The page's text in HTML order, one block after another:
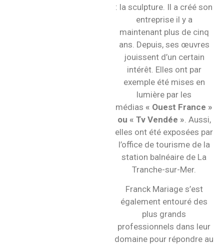
: la sculpture. Il a créé son
entreprise il y a
maintenant plus de cinq
ans. Depuis, ses œuvres
jouissent d’un certain
intérêt. Elles ont par
exemple été mises en
lumière par les
médias« Ouest France »
ou « Tv Vendée » . Aussi,
elles ont été exposées par
l’office de tourisme de la
station balnéaire de La
Tranche-sur-Mer.
Franck Mariage s’est
également entouré des
plus grands
professionnels dans leur
domaine pour répondre au